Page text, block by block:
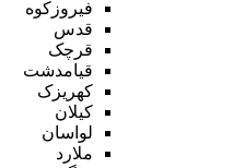
فیروزکوه
قدس
قرچک
قیامدشت
کهریزک
کیلان
لواسان
ملارد